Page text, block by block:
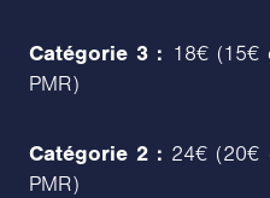
Catégorie 3 : 18€ (15€
PMR)
Catégorie 2 : 24€ (20€
PMR)